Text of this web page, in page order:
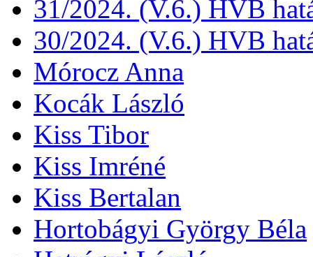
31/2024. (V.6.) HVB
30/2024. (V.6.) HVB
Mórocz Anna
Kocák László
Kiss Tibor
Kiss Imréné
Kiss Bertalan
Hortobágyi György Béla